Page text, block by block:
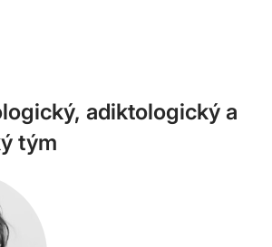
adiktologický a
tým